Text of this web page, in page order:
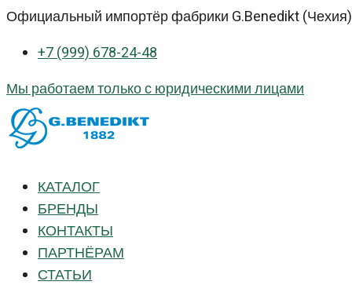
Перейти
контенту
Официальный импортёр фабрики G.Benedikt
+7 (999) 678-24-48
Мы работаем только с юридическими лицами
КАТАЛОГ
БРЕНДЫ
КОНТАКТЫ
ПАРТНЁРАМ
СТАТЬИ